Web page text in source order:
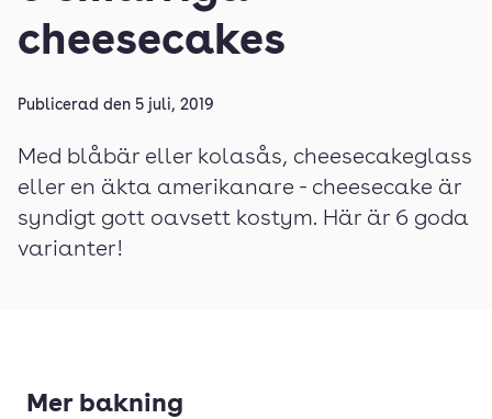
cheesecakes
Publicerad den 5 juli, 2019
Med blåbär eller kolasås, cheesecakeglass
eller en äkta amerikanare - cheesecake är
syndigt gott oavsett kostym. Här är 6 goda
varianter!
Mer bakning